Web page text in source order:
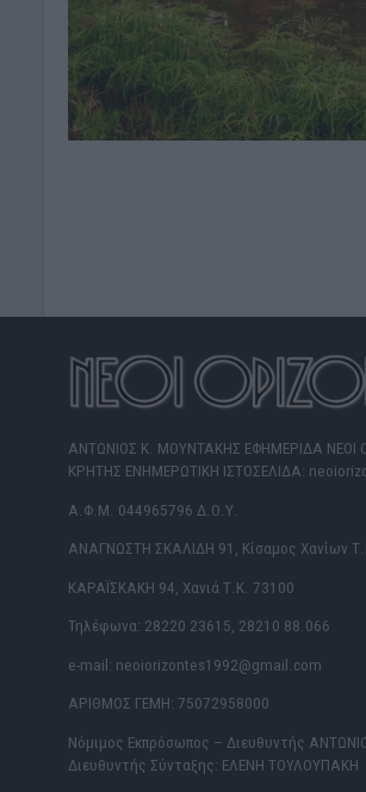
ΑΝΤΩΝΙΟΣ Κ. ΜΟΥΝΤΑΚΗΣ ΕΦΗΜΕΡΙΔΑ ΝΕΟΙ
ΚΡΗΤΗΣ ΕΝΗΜΕΡΩΤΙΚΗ ΙΣΤΟΣΕΛΙΔΑ:
Α.Φ.Μ. 044965796 Δ.Ο.Υ.
ΑΝΑΓΝΩΣΤΗ ΣΚΑΛΙΔΗ 91, Κίσαμος Χανίων
ΚΑΡΑΪΣΚΑΚΗ 94, Χανιά Τ.Κ. 73100
Τηλέφωνα: 28220 23615, 28210 88.066
e-mail: neoiorizontes1992@gmail.com
ΑΡΙΘΜΟΣ ΓΕΜΗ: 75072958000
Νόμιμος Εκπρόσωπος – Διευθυντής
Διευθυντής Σύνταξης: ΕΛΕΝΗ ΤΟΥΛΟΥΠΑΚΗ